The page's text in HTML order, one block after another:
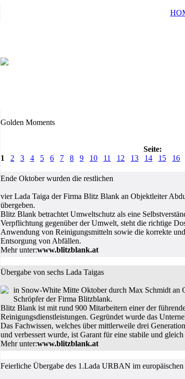
Golden Moments
Seite:
1
2 3 4 5 6 7 8 9 10 11 12 13 14 15 16
Ende Oktober wurden die restlichen
vier Lada Taiga der Firma Blitz Blank an Objektleiter
übergeben.
Blitz Blank betrachtet Umweltschutz als eine
Verpflichtung gegenüber der Umwelt, steht die richtige
Anwendung von Reinigungsmitteln sowie die korrekte
Entsorgung von Abfällen.
Mehr unter:www.blitzblank.at
Übergabe von sechs Lada Taigas
in Snow-White Mitte Oktober durch Max Schmidt an
Schröpfer der Firma Blitzblank.
Blitz Blank ist mit rund 900 Mitarbeitern einer der
Reinigungsdienstleistungen. Gegründet wurde das
Das Fachwissen, welches über mittlerweile drei
und verbessert wurde, ist Garant für eine stabile und
Mehr unter:www.blitzblank.at
Feierliche Übergabe des 1.Lada URBAN im europäischen